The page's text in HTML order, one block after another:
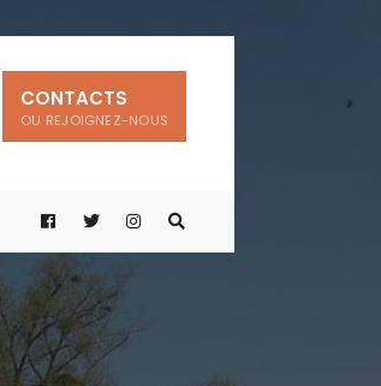
CONTACTS
OU REJOIGNEZ-NOUS